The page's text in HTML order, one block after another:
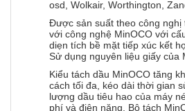
osd, Wolkair, Worthington,
Được sản suất theo công nghị
với công nghệ MinOCO với
diẹn tích bề mặt tiếp xúc kết
Sử dụng nguyên liệu giấy của
Kiểu tách dầu MinOCO tăng
cách tối đa, kéo dài thời gian
lượng dầu tiêu hao của máy
phí và điện năng. Bộ tách